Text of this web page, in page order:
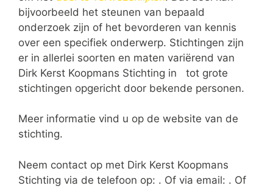
bijvoorbeeld het steunen van bepaald
onderzoek zijn of het bevorderen van kennis
over een specifiek onderwerp. Stichtingen zijn
er in allerlei soorten en maten variërend van
Dirk Kerst Koopmans Stichting in tot grote
stichtingen opgericht door bekende personen.
Meer informatie vind u op de website van de
stichting.
Neem contact op met Dirk Kerst Koopmans
Stichting via de telefoon op: . Of via email: . Of